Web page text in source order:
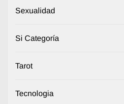
Sexualidad
Si Categoría
Tarot
Tecnologia